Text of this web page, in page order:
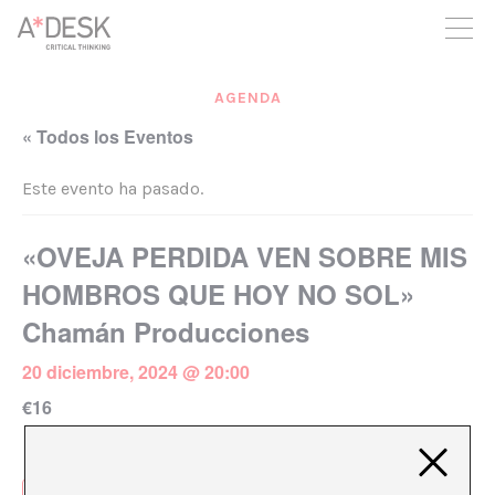
crees también en A*DESK seguimos necesitándote para poder
seguir adelante. Ahora puedes participar del proyecto y
apoyarlo.
AGENDA
« Todos los Eventos
Este evento ha pasado.
«OVEJA PERDIDA VEN SOBRE MIS
HOMBROS QUE HOY NO SOL»
Chamán Producciones
20 diciembre, 2024 @ 20:00
€16